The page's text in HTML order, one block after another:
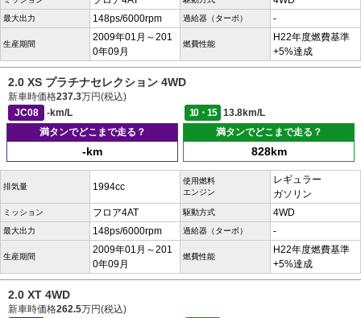
最大出力 148ps/6000rpm 過給器（ターボ） -
生産期間
2009年01月～201
0年09月
燃費性能
H22年度燃費基準
+5%達成
2.0 XS プラチナセレクション 4WD
新車時価格237.3万円(税込)
JC08
-km/L 10・15
13.8km/L
満タンでどこまで走る？
-km
満タンでどこまで走る？
828km
排気量 1994cc
使用燃料
エンジン
レギュラー
ガソリン
ミッション フロア4AT 駆動方式 4WD
最大出力 148ps/6000rpm 過給器（ターボ） -
生産期間
2009年01月～201
0年09月
燃費性能
H22年度燃費基準
+5%達成
2.0 XT 4WD
新車時価格262.5万円(税込)